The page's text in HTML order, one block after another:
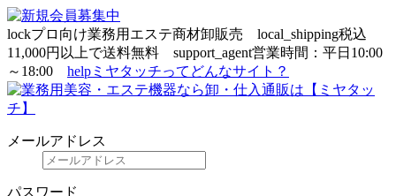
lockプロ向け業務用エステ商材卸販売 local_shipping税込
11,000円以上で送料無料
support_agent営業時間：平日10:00
～18:00
help ミヤタッチってどんなサイト？
メールアドレス
パスワード